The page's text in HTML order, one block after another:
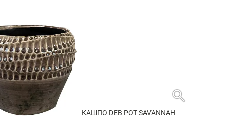
search
КАШПО DEB POT SAVANNAH